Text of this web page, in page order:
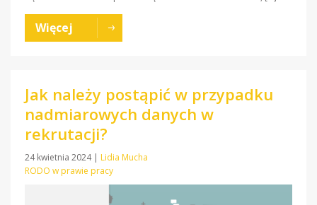
Więcej
Jak należy postąpić w przypadku
nadmiarowych danych w
rekrutacji?
24 kwietnia 2024 | Lidia Mucha
RODO w prawie pracy